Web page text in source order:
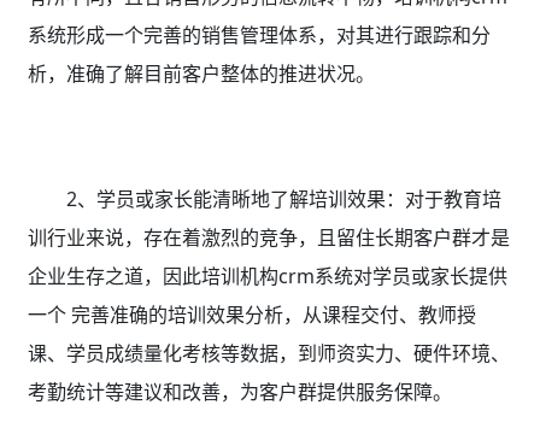
系统形成一个完善的销售管理体系，对其进行跟踪和分
析，准确了解目前客户整体的推进状况。
2、学员或家长能清晰地了解培训效果：对于教育培
训行业来说，存在着激烈的竞争，且留住长期客户群才是
企业生存之道，因此培训机构crm系统对学员或家长提供
一个 完善准确的培训效果分析，从课程交付、教师授
课、学员成绩量化考核等数据，到师资实力、硬件环境、
考勤统计等建议和改善，为客户群提供服务保障。